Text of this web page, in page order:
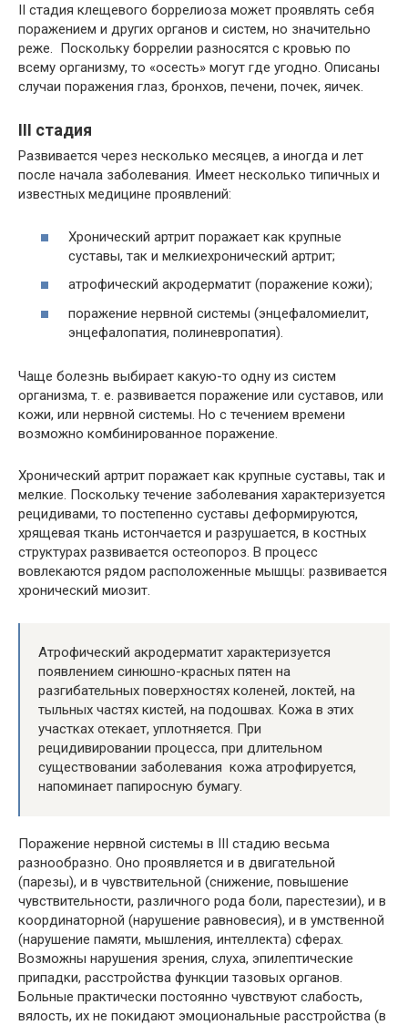
II стадия клещевого боррелиоза может проявлять себя
поражением и других органов и систем, но значительно
реже. Поскольку боррелии разносятся с кровью по
всему организму, то «осесть» могут где угодно. Описаны
случаи поражения глаз, бронхов, печени, почек, яичек.
III стадия
Развивается через несколько месяцев, а иногда и лет
после начала заболевания. Имеет несколько типичных и
известных медицине проявлений:
Хронический артрит поражает как крупные
суставы, так и мелкиехронический артрит;
атрофический акродерматит (поражение кожи);
поражение нервной системы (энцефаломиелит,
энцефалопатия, полиневропатия).
Чаще болезнь выбирает какую-то одну из систем
организма, т. е. развивается поражение или суставов, или
кожи, или нервной системы. Но с течением времени
возможно комбинированное поражение.
Хронический артрит поражает как крупные суставы, так и
мелкие. Поскольку течение заболевания характеризуется
рецидивами, то постепенно суставы деформируются,
хрящевая ткань истончается и разрушается, в костных
структурах развивается остеопороз. В процесс
вовлекаются рядом расположенные мышцы: развивается
хронический миозит.
Атрофический акродерматит характеризуется
появлением синюшно-красных пятен на
разгибательных поверхностях коленей, локтей, на
тыльных частях кистей, на подошвах. Кожа в этих
участках отекает, уплотняется. При
рецидивировании процесса, при длительном
существовании заболевания кожа атрофируется,
напоминает папиросную бумагу.
Поражение нервной системы в III стадию весьма
разнообразно. Оно проявляется и в двигательной
(парезы), и в чувствительной (снижение, повышение
чувствительности, различного рода боли, парестезии), и в
координаторной (нарушение равновесия), и в умственной
(нарушение памяти, мышления, интеллекта) сферах.
Возможны нарушения зрения, слуха, эпилептические
припадки, расстройства функции тазовых органов.
Больные практически постоянно чувствуют слабость,
вялость, их не покидают эмоциональные расстройства (в